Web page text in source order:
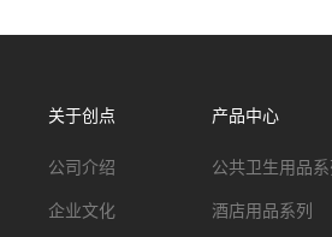
关于创点
公司介绍
企业文化
产品中心
公共卫生用品系
酒店用品系列